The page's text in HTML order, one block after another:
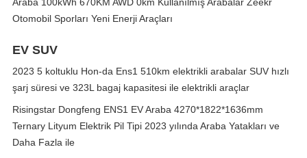
Otomobil Sporları Yeni Enerji Araçları
EV SUV
2023 5 koltuklu Hon-da Ens1 510km elektrikli arabalar SUV hızlı
şarj süresi ve 323L bagaj kapasitesi ile elektrikli araçlar
Risingstar Dongfeng ENS1 EV Araba 4270*1822*1636mm
Ternary Lityum Elektrik Pil Tipi 2023 yılında Araba Yatakları ve
Daha Fazla ile